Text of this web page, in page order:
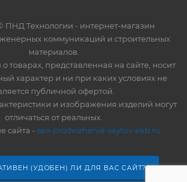
ПНД Технологии - интернет-магазин
коммуникаций и строительных
материалов.
товарах, представленная на сайте, носит
характер и ни при каких условиях не
публичной офертой.
и изображения изделий могут
отличаться от реальных.
сайта - seo-prodvizhenie-saytov-ekb.ru
(УДОБЕН) ЛИ ДЛЯ ВАС САЙТ?